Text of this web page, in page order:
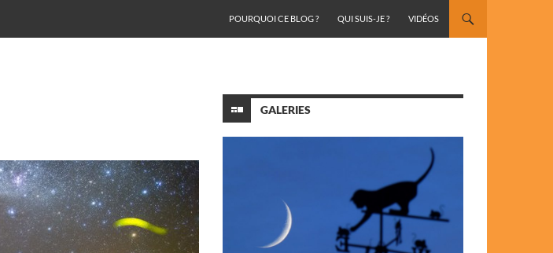
POURQUOI CE BLOG ?
QUI SUIS-JE ? VIDÉOS
GALERIES